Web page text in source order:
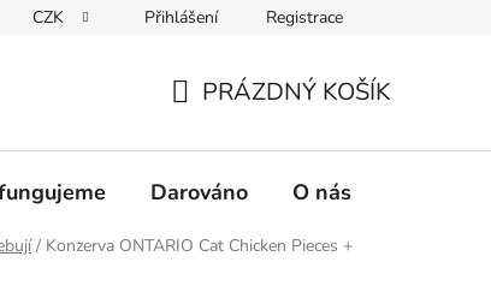
CZK Přihlášení Registrace
KOŠÍK
PRÁZDNÝ KOŠÍK
Darováno O nás
/ Konzerva ONTARIO Cat Chicken Pieces +